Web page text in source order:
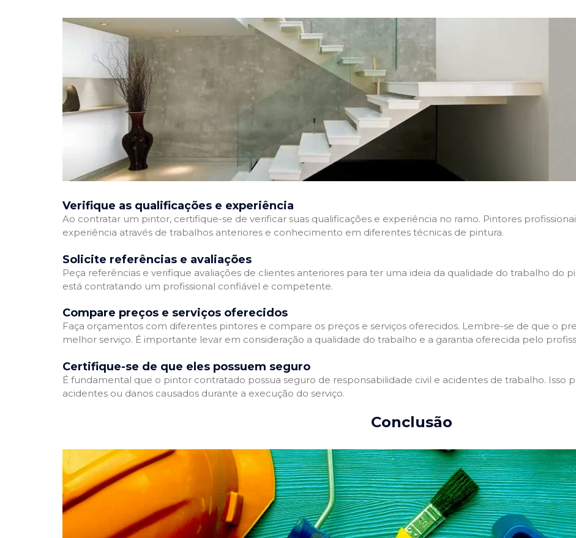
Verifique as qualificações e experiência
Ao contratar um pintor, certifique-se de verificar suas qualificações e experiência no ramo. Pintores
experiência através de trabalhos anteriores e conhecimento em diferentes técnicas de pintura.
Solicite referências e avaliações
Peça referências e verifique avaliações de clientes anteriores para ter uma ideia da qualidade do trabalho do
está contratando um profissional confiável e competente.
Compare preços e serviços oferecidos
Faça orçamentos com diferentes pintores e compare os preços e serviços oferecidos. Lembre-se de que o
melhor serviço. É importante levar em consideração a qualidade do trabalho e a garantia oferecida pelo
Certifique-se de que eles possuem seguro
É fundamental que o pintor contratado possua seguro de responsabilidade civil e acidentes de trabalho. Isso
acidentes ou danos causados durante a execução do serviço.
Conclusão